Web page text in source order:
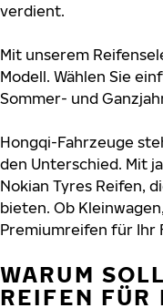
verdient.
Mit unserem
Modell. Wählen Sie
Sommer- und
Hongqi-Fahrzeuge
den Unterschied. Mit
Nokian Tyres Reifen,
bieten. Ob
Premiumreifen für Ihr
WARUM
REIFEN FÜR